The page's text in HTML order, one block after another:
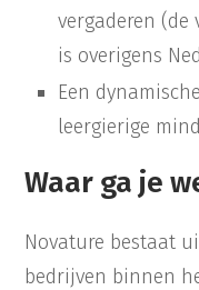
vergaderen
is overigens
Een
leergierige
Waar ga je
Novature bestaat
bedrijven binnen